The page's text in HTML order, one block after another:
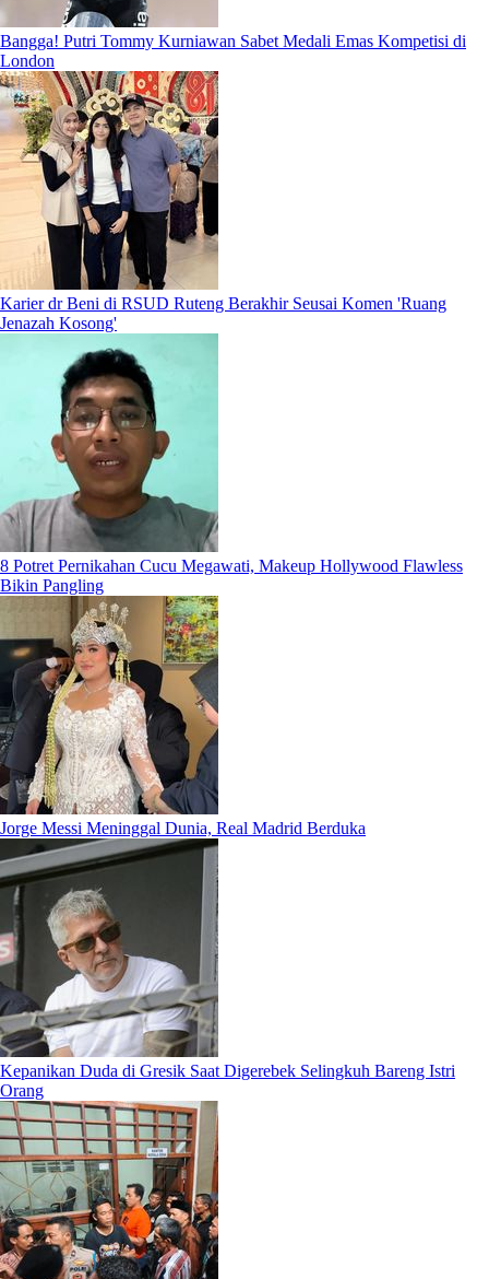
Bangga! Putri Tommy Kurniawan Sabet Medali Emas Kompetisi di
London
Karier dr Beni di RSUD Ruteng Berakhir Seusai Komen 'Ruang
Jenazah Kosong'
8 Potret Pernikahan Cucu Megawati, Makeup Hollywood Flawless
Bikin Pangling
Jorge Messi Meninggal Dunia, Real Madrid Berduka
Kepanikan Duda di Gresik Saat Digerebek Selingkuh Bareng Istri
Orang